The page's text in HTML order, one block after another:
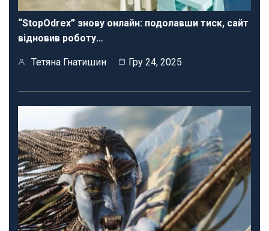
“StopOdrex” знову онлайн: подолавши тиск, сайт
відновив роботу…
Тетяна Гнатишин Гру 24, 2025